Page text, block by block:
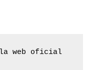
la web oficial